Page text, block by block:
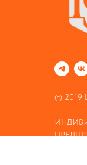
© 2019